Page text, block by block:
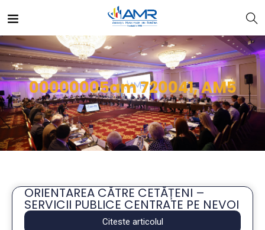
00000005am 720041, AM5
ORIENTAREA CĂTRE CETĂȚENI –
SERVICII PUBLICE CENTRATE PE NEVOI
Citeste articolul